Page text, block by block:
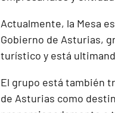
Actualmente, la Mesa
Gobierno de Asturias,
turístico y está
El grupo está también
de Asturias como